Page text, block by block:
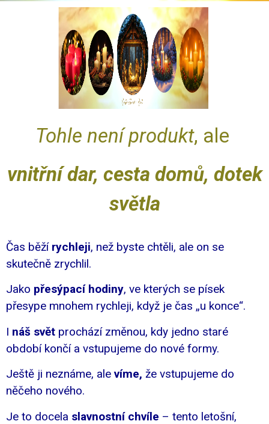
Tohle není produkt, ale
vnitřní dar, cesta domů, dotek
světla
Čas běží rychleji, než byste chtěli, ale on se
skutečně zrychlil.
Jako přesýpací hodiny, ve kterých se písek
přesype mnohem rychleji, když je čas „u konce“.
I náš svět prochází změnou, kdy jedno staré
období končí a vstupujeme do nové formy.
Ještě ji neznáme, ale víme, že vstupujeme do
něčeho nového.
Je to docela slavnostní chvíle – tento letošní,